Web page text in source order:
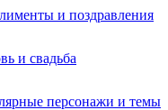
и поздравления
и свадьба
персонажи и темы